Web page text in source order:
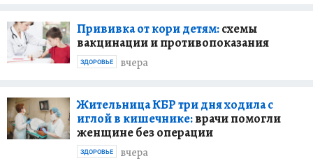
Прививка от кори детям:схемы
вакцинации и противопоказания
вчера
ЗДОРОВЬЕ
Жительница КБР три дня ходила с
иглой в кишечнике:врачи помогли
женщине без операции
вчера
ЗДОРОВЬЕ